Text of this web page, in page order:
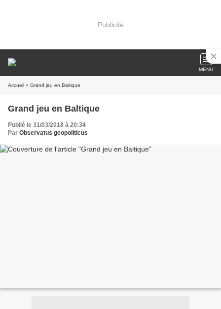
Publicité
MENU
Accueil » Grand jeu en Baltique
Grand jeu en Baltique
Publié le 31/03/2018 à 20:34
Par Observatus geopoliticus